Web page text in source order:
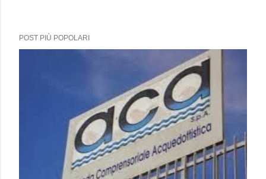
POST PIÙ POPOLARI